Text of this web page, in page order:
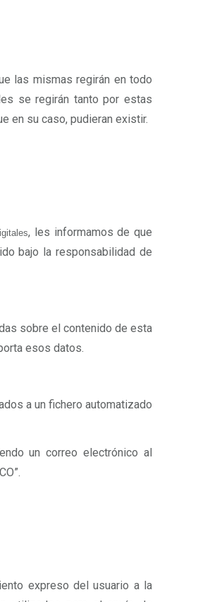
las mismas regirán en todo
se regirán tanto por estas
en su caso, pudieran existir.
, les informamos de que
bajo la responsabilidad de
sobre el contenido de esta
esos datos.
a un fichero automatizado
un correo electrónico al
expreso del usuario a la